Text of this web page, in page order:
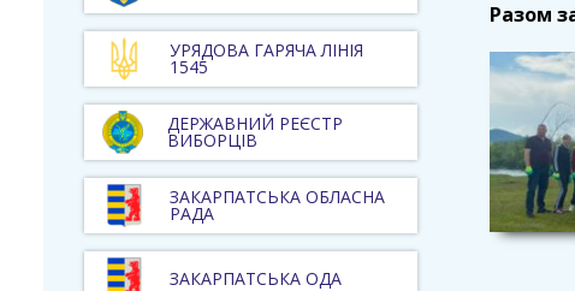
УРЯДОВА ГАРЯЧА ЛІНІЯ
1545
ДЕРЖАВНИЙ РЕЄСТР
ВИБОРЦІВ
ЗАКАРПАТСЬКА ОБЛАСНА
РАДА
ЗАКАРПАТСЬКА ОДА
Разом